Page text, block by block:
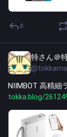
0
特さん＠
NIIMBOT 高精細
tokka.blog/